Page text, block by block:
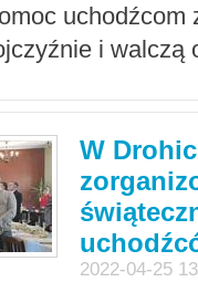
uchodźcom
i walczą
W
2022-04-25